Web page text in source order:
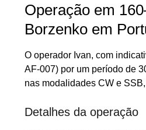
Operação em
Borzenko em
O operador Ivan, com
AF-007) por um período de
nas modalidades CW e
Detalhes da operação